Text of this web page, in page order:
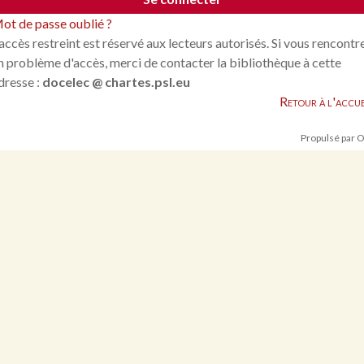
de passe oublié ?
restreint est réservé aux lecteurs autorisés. Si vous
problème d'accès, merci de contacter la bibliothèque à cette
: docelec @ chartes.psl.eu
Retour à
Propulsé par